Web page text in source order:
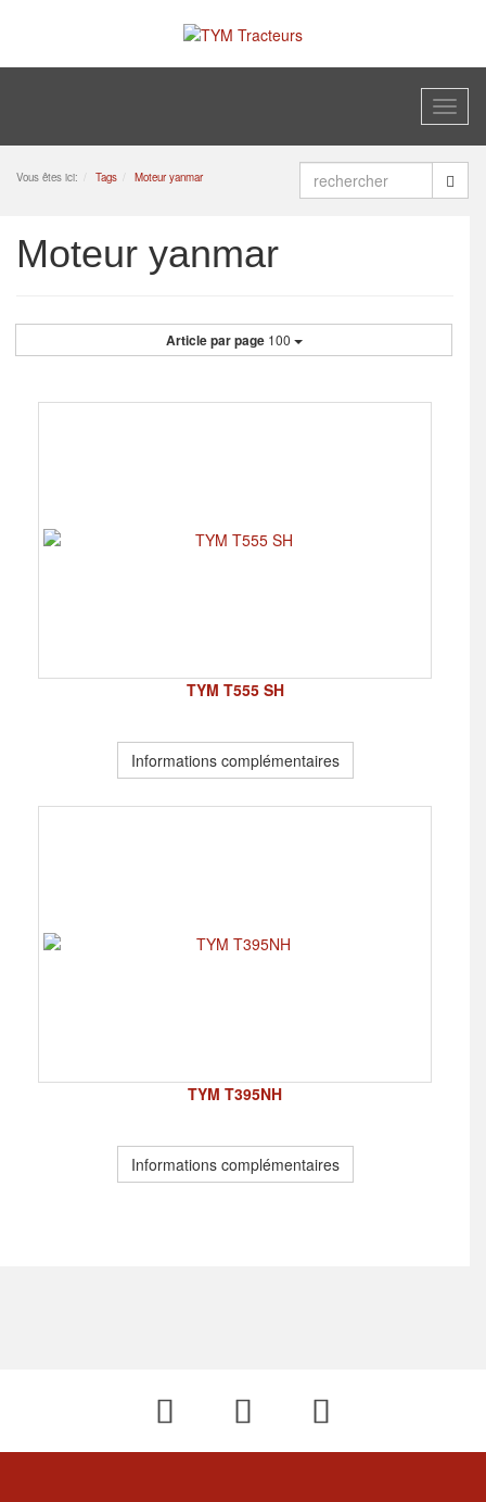
Vous êtes ici: Tags Moteur yanmar
Moteur yanmar
Article par page 100
TYM T555 SH
Informations complémentaires
TYM T395NH
Informations complémentaires